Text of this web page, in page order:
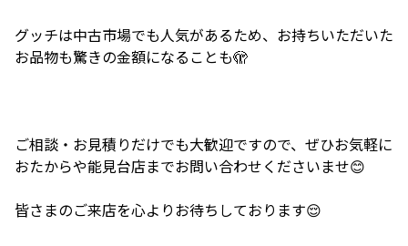
グッチは中古市場でも人気があるため、お持ちいただいた
お品物も驚きの金額になることも🫣
ご相談・お見積りだけでも大歓迎ですので、ぜひお気軽に
おたからや能見台店までお問い合わせくださいませ😊
皆さまのご来店を心よりお待ちしております😌